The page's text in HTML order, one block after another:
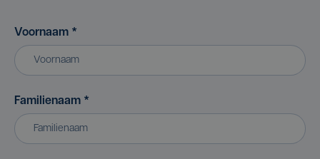
Voornaam *
Familienaam *